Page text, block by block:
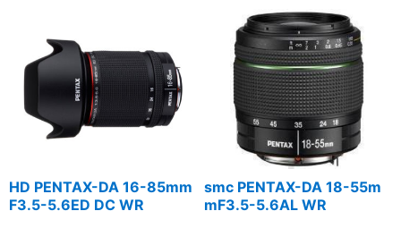
HD PENTAX-DA 16-85mm
F3.5-5.6ED DC WR
smc PENTAX-DA 18-55m
mF3.5-5.6AL WR